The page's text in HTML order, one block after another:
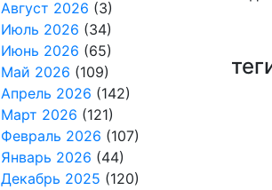
Август 2026 (3)
Июль 2026 (34)
Июнь 2026 (65)
Май 2026 (109)
Апрель 2026 (142)
Март 2026 (121)
Февраль 2026 (107)
Январь 2026 (44)
Декабрь 2025 (120)